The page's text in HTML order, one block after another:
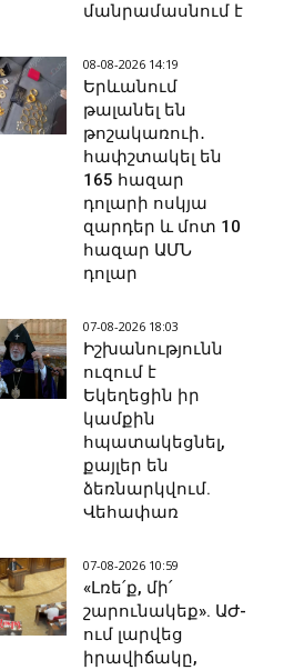
մանրամասնում է
08-08-2026 14:19
Երևանում
թալանել են
թոշակառուի․
հափշտակել են
165 հազար
դոլարի ոսկյա
զարդեր և մոտ 10
հազար ԱՄՆ
դոլար
07-08-2026 18:03
Իշխանությունն
ուզում է
Եկեղեցին իր
կամքին
հպատակեցնել,
քայլեր են
ձեռնարկվում.
Վեհափառ
07-08-2026 10:59
«Լռե՛ք, մի՛
շարունակեք». ԱԺ-
ում լարվեց
իրավիճակը,